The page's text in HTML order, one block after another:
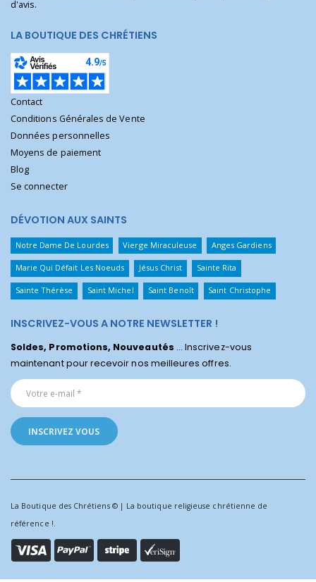
d'avis.
LA BOUTIQUE DES CHRÉTIENS
Contact
Conditions Générales de Vente
Données personnelles
Moyens de paiement
Blog
Se connecter
DÉVOTION AUX SAINTS
Notre Dame De Lourdes Vierge Miraculeuse Anges Gardiens
Marie Qui Défait Les Noeuds Jésus Christ Sainte Rita
Sainte Thérèse Saint Michel Saint Benoît Saint Christophe
INSCRIVEZ-VOUS A NOTRE NEWSLETTER !
Soldes, Promotions, Nouveautés ... Inscrivez-vous
maintenant pour recevoir nos meilleures offres.
La Boutique des Chrétiens © | La boutique religieuse chrétienne de
référence !.